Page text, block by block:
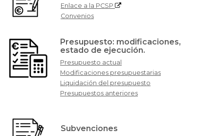
Enlace a la PCSP
Convenios
Presupuesto: modificaciones,
estado de ejecución.
Presupuesto actual
Modificaciones presupuestarias
Liquidación del presupuesto
Presupuestos anteriores
Subvenciones